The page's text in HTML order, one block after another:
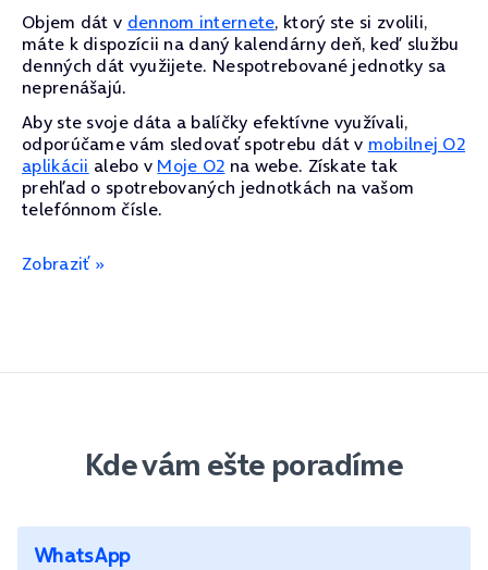
Objem dát v dennom internete, ktorý ste si zvolili,
máte k dispozícii na daný kalendárny deň, keď službu
denných dát využijete. Nespotrebované jednotky sa
neprenášajú.
Aby ste svoje dáta a balíčky efektívne využívali,
odporúčame vám sledovať spotrebu dát v mobilnej O2
aplikácii alebo v Moje O2 na webe. Získate tak
prehľad o spotrebovaných jednotkách na vašom
telefónnom čísle.
Zobraziť »
Kde vám ešte poradíme
WhatsApp